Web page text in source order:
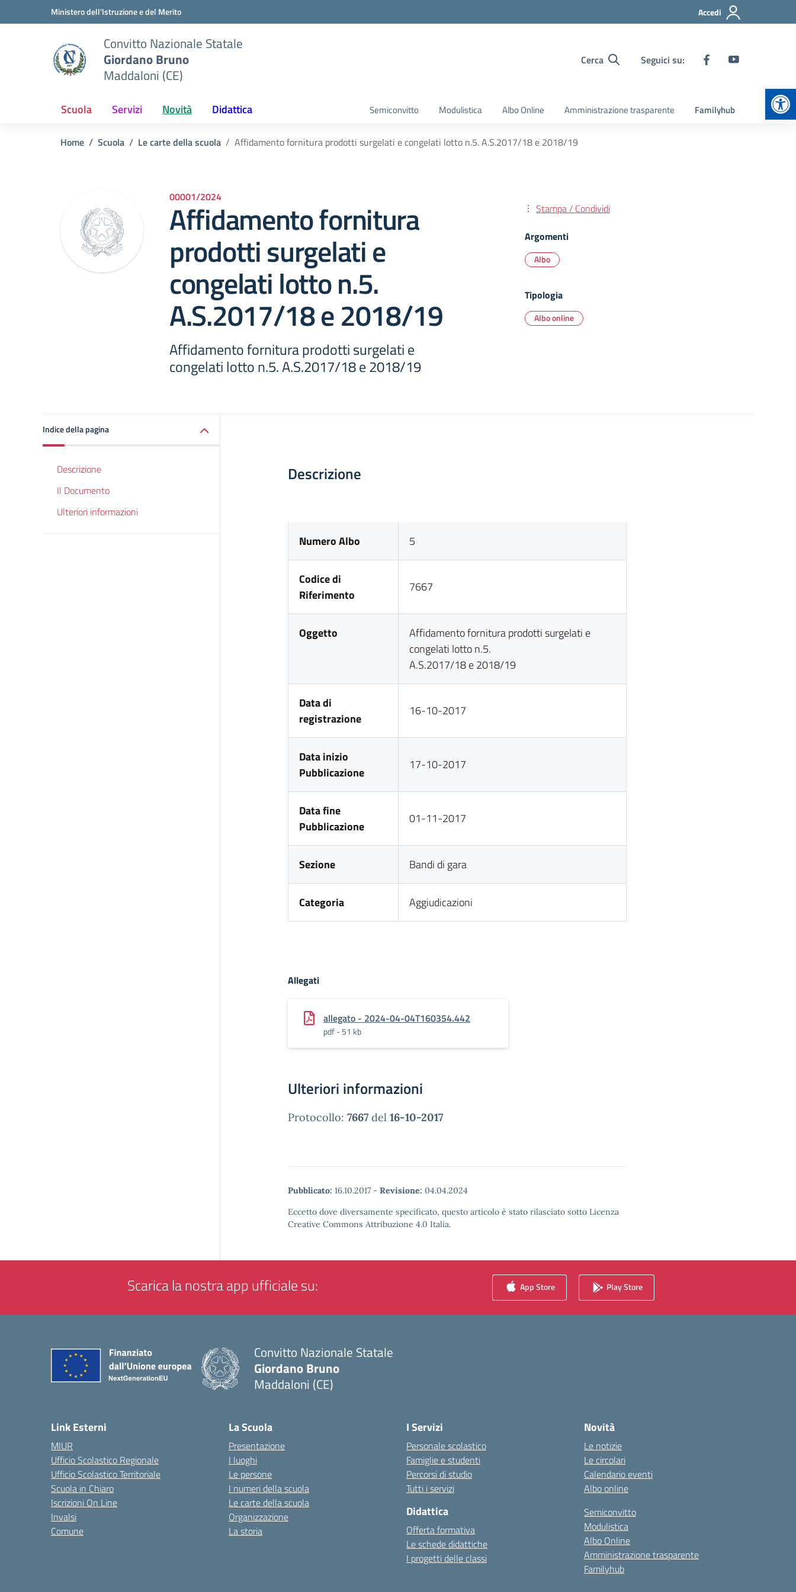
Vai ai contenuti
Vai al menu di navigazioneMinistero dell'Istruzione e del Merito Accedi
Convitto Nazionale Statale
Giordano Bruno
Maddaloni (CE)
Cerca Seguici su:
Scuola Servizi Novità Didattica Semiconvitto Modulistica Albo Online Amministrazione trasparente Familyhub
Home Scuola Le carte della scuola Affidamento fornitura prodotti surgelati e congelati lotto n.5. A.S.2017/18 e 2018/19
00001/2024
Affidamento fornitura
prodotti surgelati e
congelati lotto n.5.
A.S.2017/18 e 2018/19
Affidamento fornitura prodotti surgelati e
congelati lotto n.5. A.S.2017/18 e 2018/19
Stampa / Condividi
Argomenti
Albo
Tipologia
Albo online
Indice della pagina
Descrizione
Il Documento
Ulteriori informazioni
Descrizione
Numero Albo 5
Codice di
Riferimento
7667
Oggetto
Affidamento fornitura prodotti surgelati e
congelati lotto n.5.
A.S.2017/18 e 2018/19
Data di
registrazione
16-10-2017
Data inizio
Pubblicazione
17-10-2017
Data fine
Pubblicazione
01-11-2017
Sezione Bandi di gara
Categoria Aggiudicazioni
Allegati
allegato - 2024-04-04T160354.442
pdf - 51 kb
Ulteriori informazioni
Protocollo: 7667 del 16-10-2017
Pubblicato: 16.10.2017 - Revisione: 04.04.2024
Eccetto dove diversamente specificato, questo articolo è stato rilasciato sotto Licenza
Creative Commons Attribuzione 4.0 Italia.
Scarica la nostra app ufficiale su: App Store Play Store
Convitto Nazionale Statale
Giordano Bruno
Maddaloni (CE)
Link Esterni
MIUR
Ufficio Scolastico Regionale
Ufficio Scolastico Territoriale
Scuola in Chiaro
Iscrizioni On Line
Invalsi
Comune
La Scuola
Presentazione
I luoghi
Le persone
I numeri della scuola
Le carte della scuola
Organizzazione
La storia
I Servizi
Personale scolastico
Famiglie e studenti
Percorsi di studio
Tutti i servizi
Didattica
Offerta formativa
Le schede didattiche
I progetti delle classi
Novità
Le notizie
Le circolari
Calendario eventi
Albo online
Semiconvitto
Modulistica
Albo Online
Amministrazione trasparente
Familyhub